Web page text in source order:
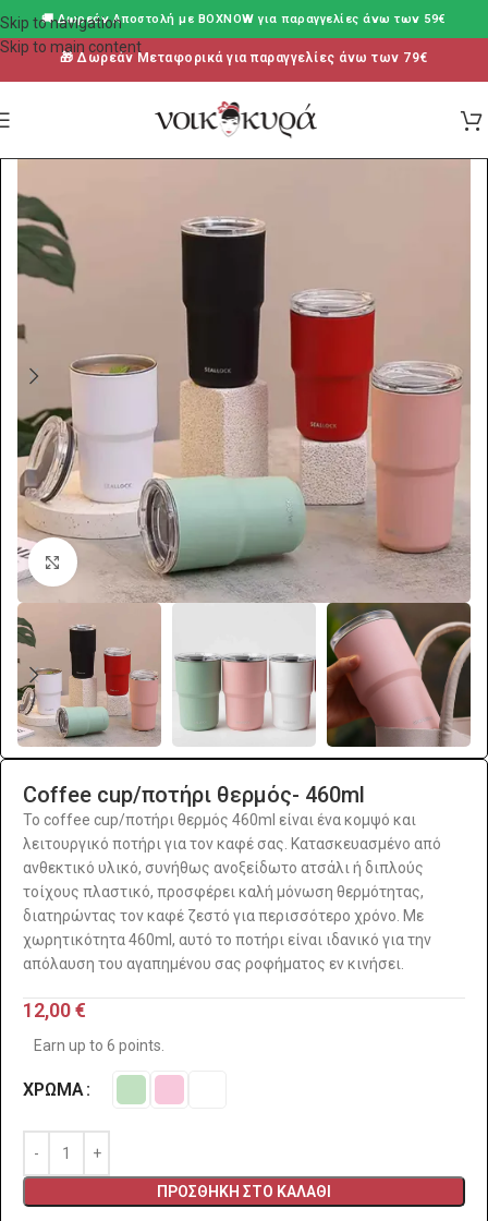
Skip to navigation
Skip to main content
🚚 Δωρεάν Aποστολή με BOXNOW για παραγγελίες άνω των 59€
🎁 Δωρεάν Μεταφορικά για παραγγελίες άνω των 79€
Click to enlarge
Coffee cup/ποτήρι θερμός- 460ml
Το coffee cup/ποτήρι θερμός 460ml είναι ένα κομψό και
λειτουργικό ποτήρι για τον καφέ σας. Κατασκευασμένο από
ανθεκτικό υλικό, συνήθως ανοξείδωτο ατσάλι ή διπλούς
τοίχους πλαστικό, προσφέρει καλή μόνωση θερμότητας,
διατηρώντας τον καφέ ζεστό για περισσότερο χρόνο. Με
χωρητικότητα 460ml, αυτό το ποτήρι είναι ιδανικό για την
απόλαυση του αγαπημένου σας ροφήματος εν κινήσει.
12,00€
Earn up to 6 points.
ΧΡΏΜΑ
ΠΡΟΣΘΉΚΗ ΣΤΟ ΚΑΛΆΘΙ